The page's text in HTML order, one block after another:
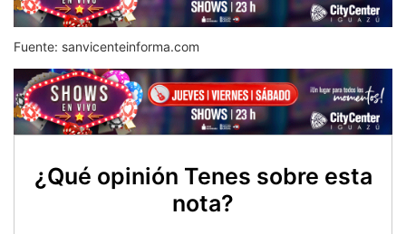
Fuente: sanvicenteinforma.com
¿Qué opinión Tenes sobre esta
nota?